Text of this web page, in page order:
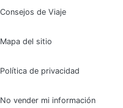
Consejos de Viaje
Mapa del sitio
Política de privacidad
No vender mi información